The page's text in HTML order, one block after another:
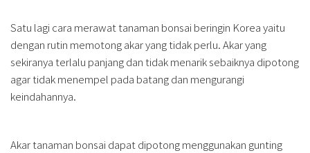
Satu lagi cara merawat tanaman bonsai beringin Korea yaitu
dengan rutin memotong akar yang tidak perlu. Akar yang
sekiranya terlalu panjang dan tidak menarik sebaiknya dipotong
agar tidak menempel pada batang dan mengurangi
keindahannya.
Akar tanaman bonsai dapat dipotong menggunakan gunting